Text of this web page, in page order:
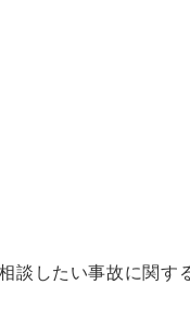
談したい事故に関す